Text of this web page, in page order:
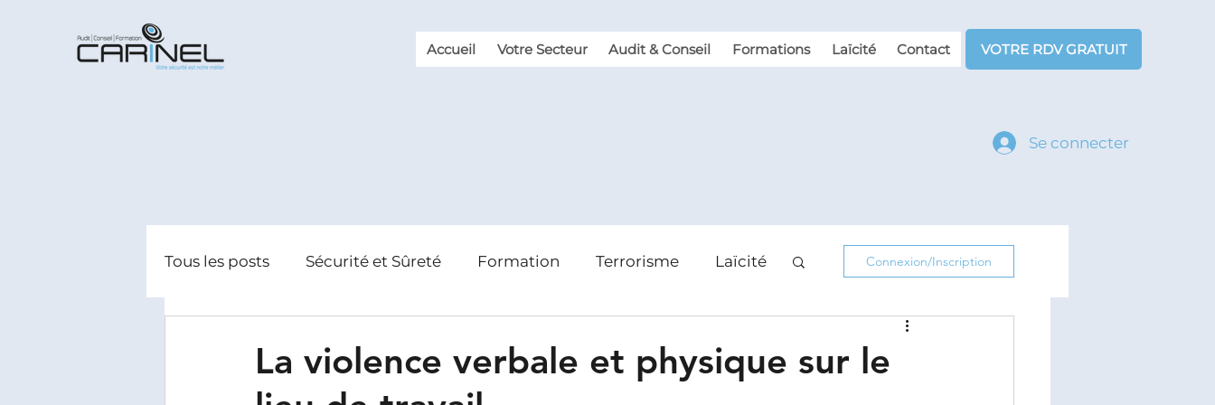
Accueil Votre Secteur Audit & Conseil Formations Laïcité Contact VOTRE RDV GRATUIT
Se connecter
Tous les posts Sécurité et Sûreté Formation Terrorisme Laïcité Connexion/Inscription
La violence verbale et physique sur le